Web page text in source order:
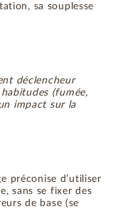
sa souplesse
déclencheur
(fumée,
impact sur la
préconise d’utiliser
sans se fixer des
de base (se